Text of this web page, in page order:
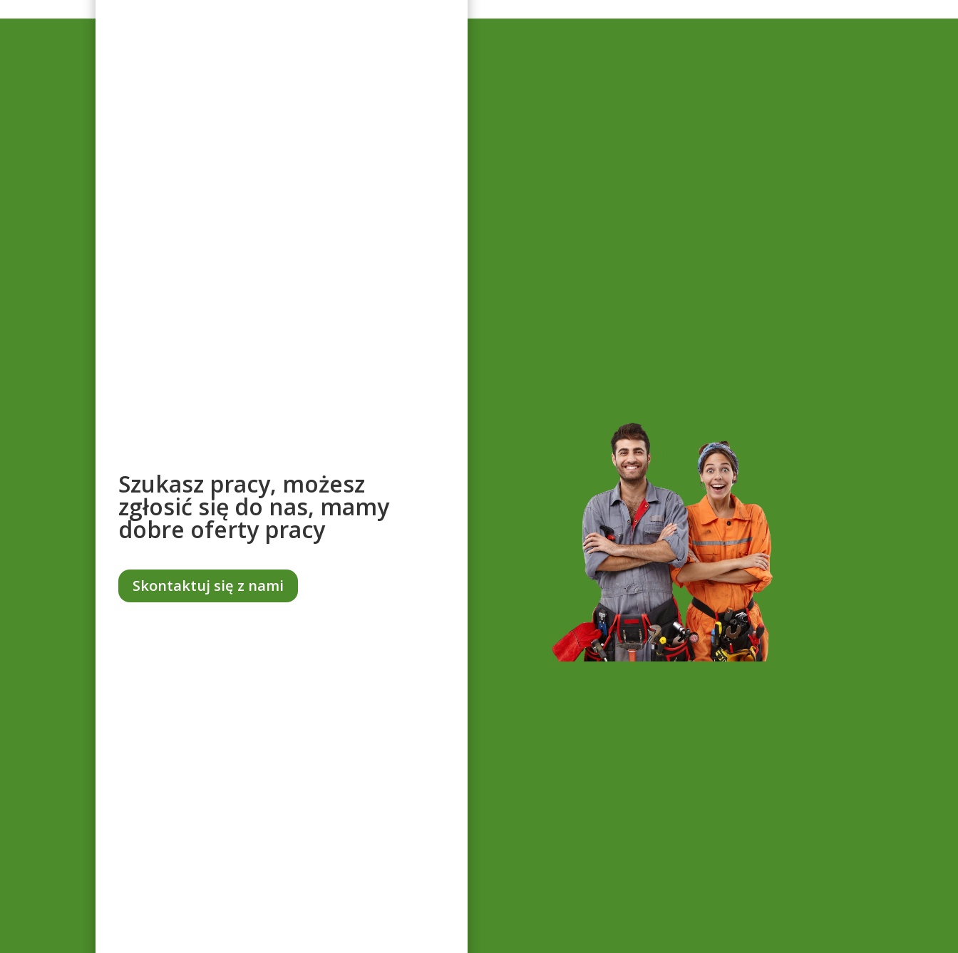
Szukasz pracy, możesz
zgłosić się do nas, mamy
dobre oferty pracy
Skontaktuj się z nami